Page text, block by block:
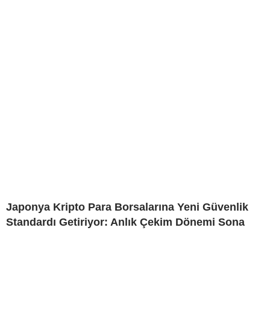
Japonya Kripto Para Borsalarına Yeni Güvenlik
Standardı Getiriyor: Anlık Çekim Dönemi Sona